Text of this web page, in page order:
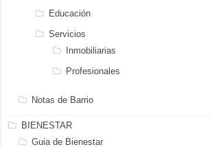
Educación
Servicios
Inmobiliarias
Profesionales
Notas de Barrio
BIENESTAR
Guia de Bienestar